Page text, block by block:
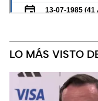
LO MÁS VISTO